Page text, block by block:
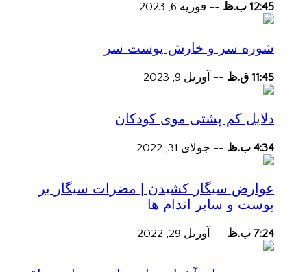
12:45 ب.ظ -- فوریه 6, 2023
شوره سر و خارش پوست سر
11:45 ق.ظ -- آوریل 9, 2023
دلایل کم پشتی موی کودکان
4:34 ب.ظ -- جولای 31, 2022
عوارض سیگار کشیدن | مضرات سیگار بر
پوست و سایر اندام ها
7:24 ب.ظ -- آوریل 29, 2022